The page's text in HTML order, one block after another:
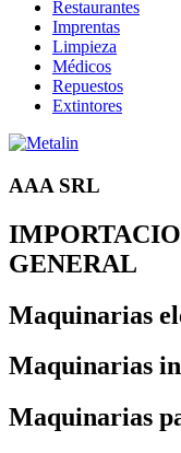
Restaurantes
Imprentas
Limpieza
Médicos
Repuestos
Extintores
AAA SRL
GENERAL
Maquinarias
Maquinarias
Maquinarias